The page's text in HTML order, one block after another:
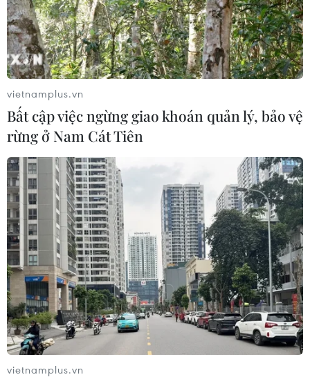
vietnamplus.vn
Bất cập việc ngừng giao khoán quản lý, bảo vệ
rừng ở Nam Cát Tiên
vietnamplus.vn